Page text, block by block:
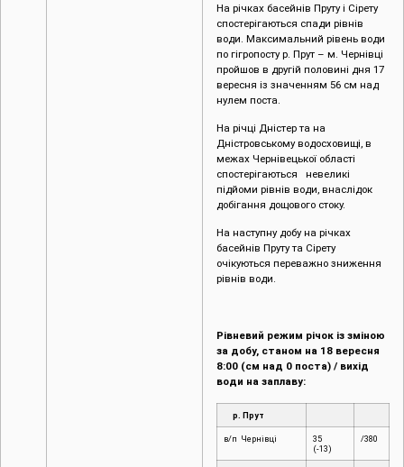
На річках басейнів Пруту і Сірету
спостерігаються спади рівнів
води. Максимальний рівень води
по гігропосту р. Прут – м. Чернівці
пройшов в другій половині дня 17
вересня із значенням 56 см над
нулем поста.
На річці Дністер та на
Дністровському водосховищі, в
межах Чернівецької області
спостерігаються невеликі
підйоми рівнів води, внаслідок
добігання дощового стоку.
На наступну добу на річках
басейнів Пруту та Сірету
очікуються переважно зниження
рівнів води.
Рівневий режим річок із зміною
за добу, станом на 18 вересня
8:00 (см над 0 поста) / вихід
води на заплаву:
р. Прут
в/п Чернівці
35
(-13)
/380